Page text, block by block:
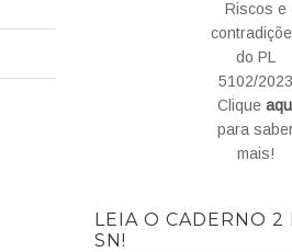
Riscos e
do PL
5102/2023
Clique
para
mais!
LEIA O CADERNO 2
SN!